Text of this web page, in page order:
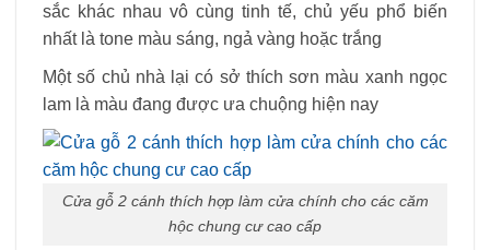
sắc khác nhau vô cùng tinh tế, chủ yếu phổ biến
nhất là tone màu sáng, ngả vàng hoặc trắng
Một số chủ nhà lại có sở thích sơn màu xanh ngọc
lam là màu đang được ưa chuộng hiện nay
Cửa gỗ 2 cánh thích hợp làm cửa chính cho các căm
hộc chung cư cao cấp